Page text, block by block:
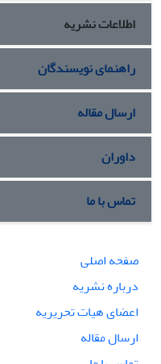
اطلاعات نشریه
راهنمای نویسندگان
ارسال مقاله
داوران
تماس با ما
صفحه اصلی
درباره نشریه
اعضای هیات تحریریه
ارسال مقاله